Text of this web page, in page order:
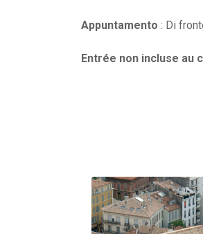
Appuntamento : Di
Entrée non incluse au